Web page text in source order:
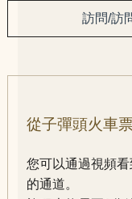
訪問/訪
從子彈頭火車
您可以通過視頻
的通道。